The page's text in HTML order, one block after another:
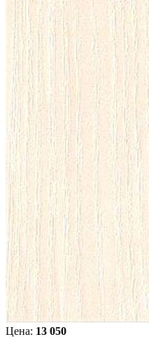
Цена: 13 050